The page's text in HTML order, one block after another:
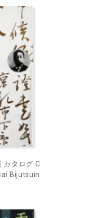
カタログ C
Bijutsuin